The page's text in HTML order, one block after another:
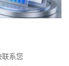
系您